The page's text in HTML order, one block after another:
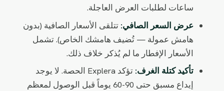
ساعات لطلبات العرض العاجلة.
عرض السعر الصافي: تتلقى الأسعار الصافية (بدون
هامش عمولة — تُضيف هامشك الخاص). تشمل
الأسعار الإفطار ما لم يُذكر خلاف ذلك.
تأكيد كتلة الغرف:
تؤكد Explera الحصة. لا يوجد
إيداع مسبق حتى 90-60 يوماً قبل الوصول لمعظم